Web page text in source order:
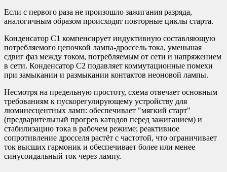
Если с первого раза не произошло зажигания разряда,
аналогичным образом происходят повторные циклы старта.
Конденсатор C1 компенсирует индуктивную составляющую
потребляемого цепочкой лампа-дроссель тока, уменьшая
сдвиг фаз между током, потребляемым от сети и напряжением
в сети. Конденсатор C2 подавляет коммутационные помехи
при замыкании и размыкании контактов неоновой лампы.
Несмотря на предельную простоту, схема отвечает основным
требованиям к пускорегулирующему устройству для
люминесцентных ламп: обеспечивает "мягкий старт"
(предварительный прогрев катодов перед зажиганием) и
стабилизацию тока в рабочем режиме; реактивное
сопротивление дросселя растёт с частотой, что ограничивает
ток высших гармоник и обеспечивает более или менее
синусоидальный ток через лампу.